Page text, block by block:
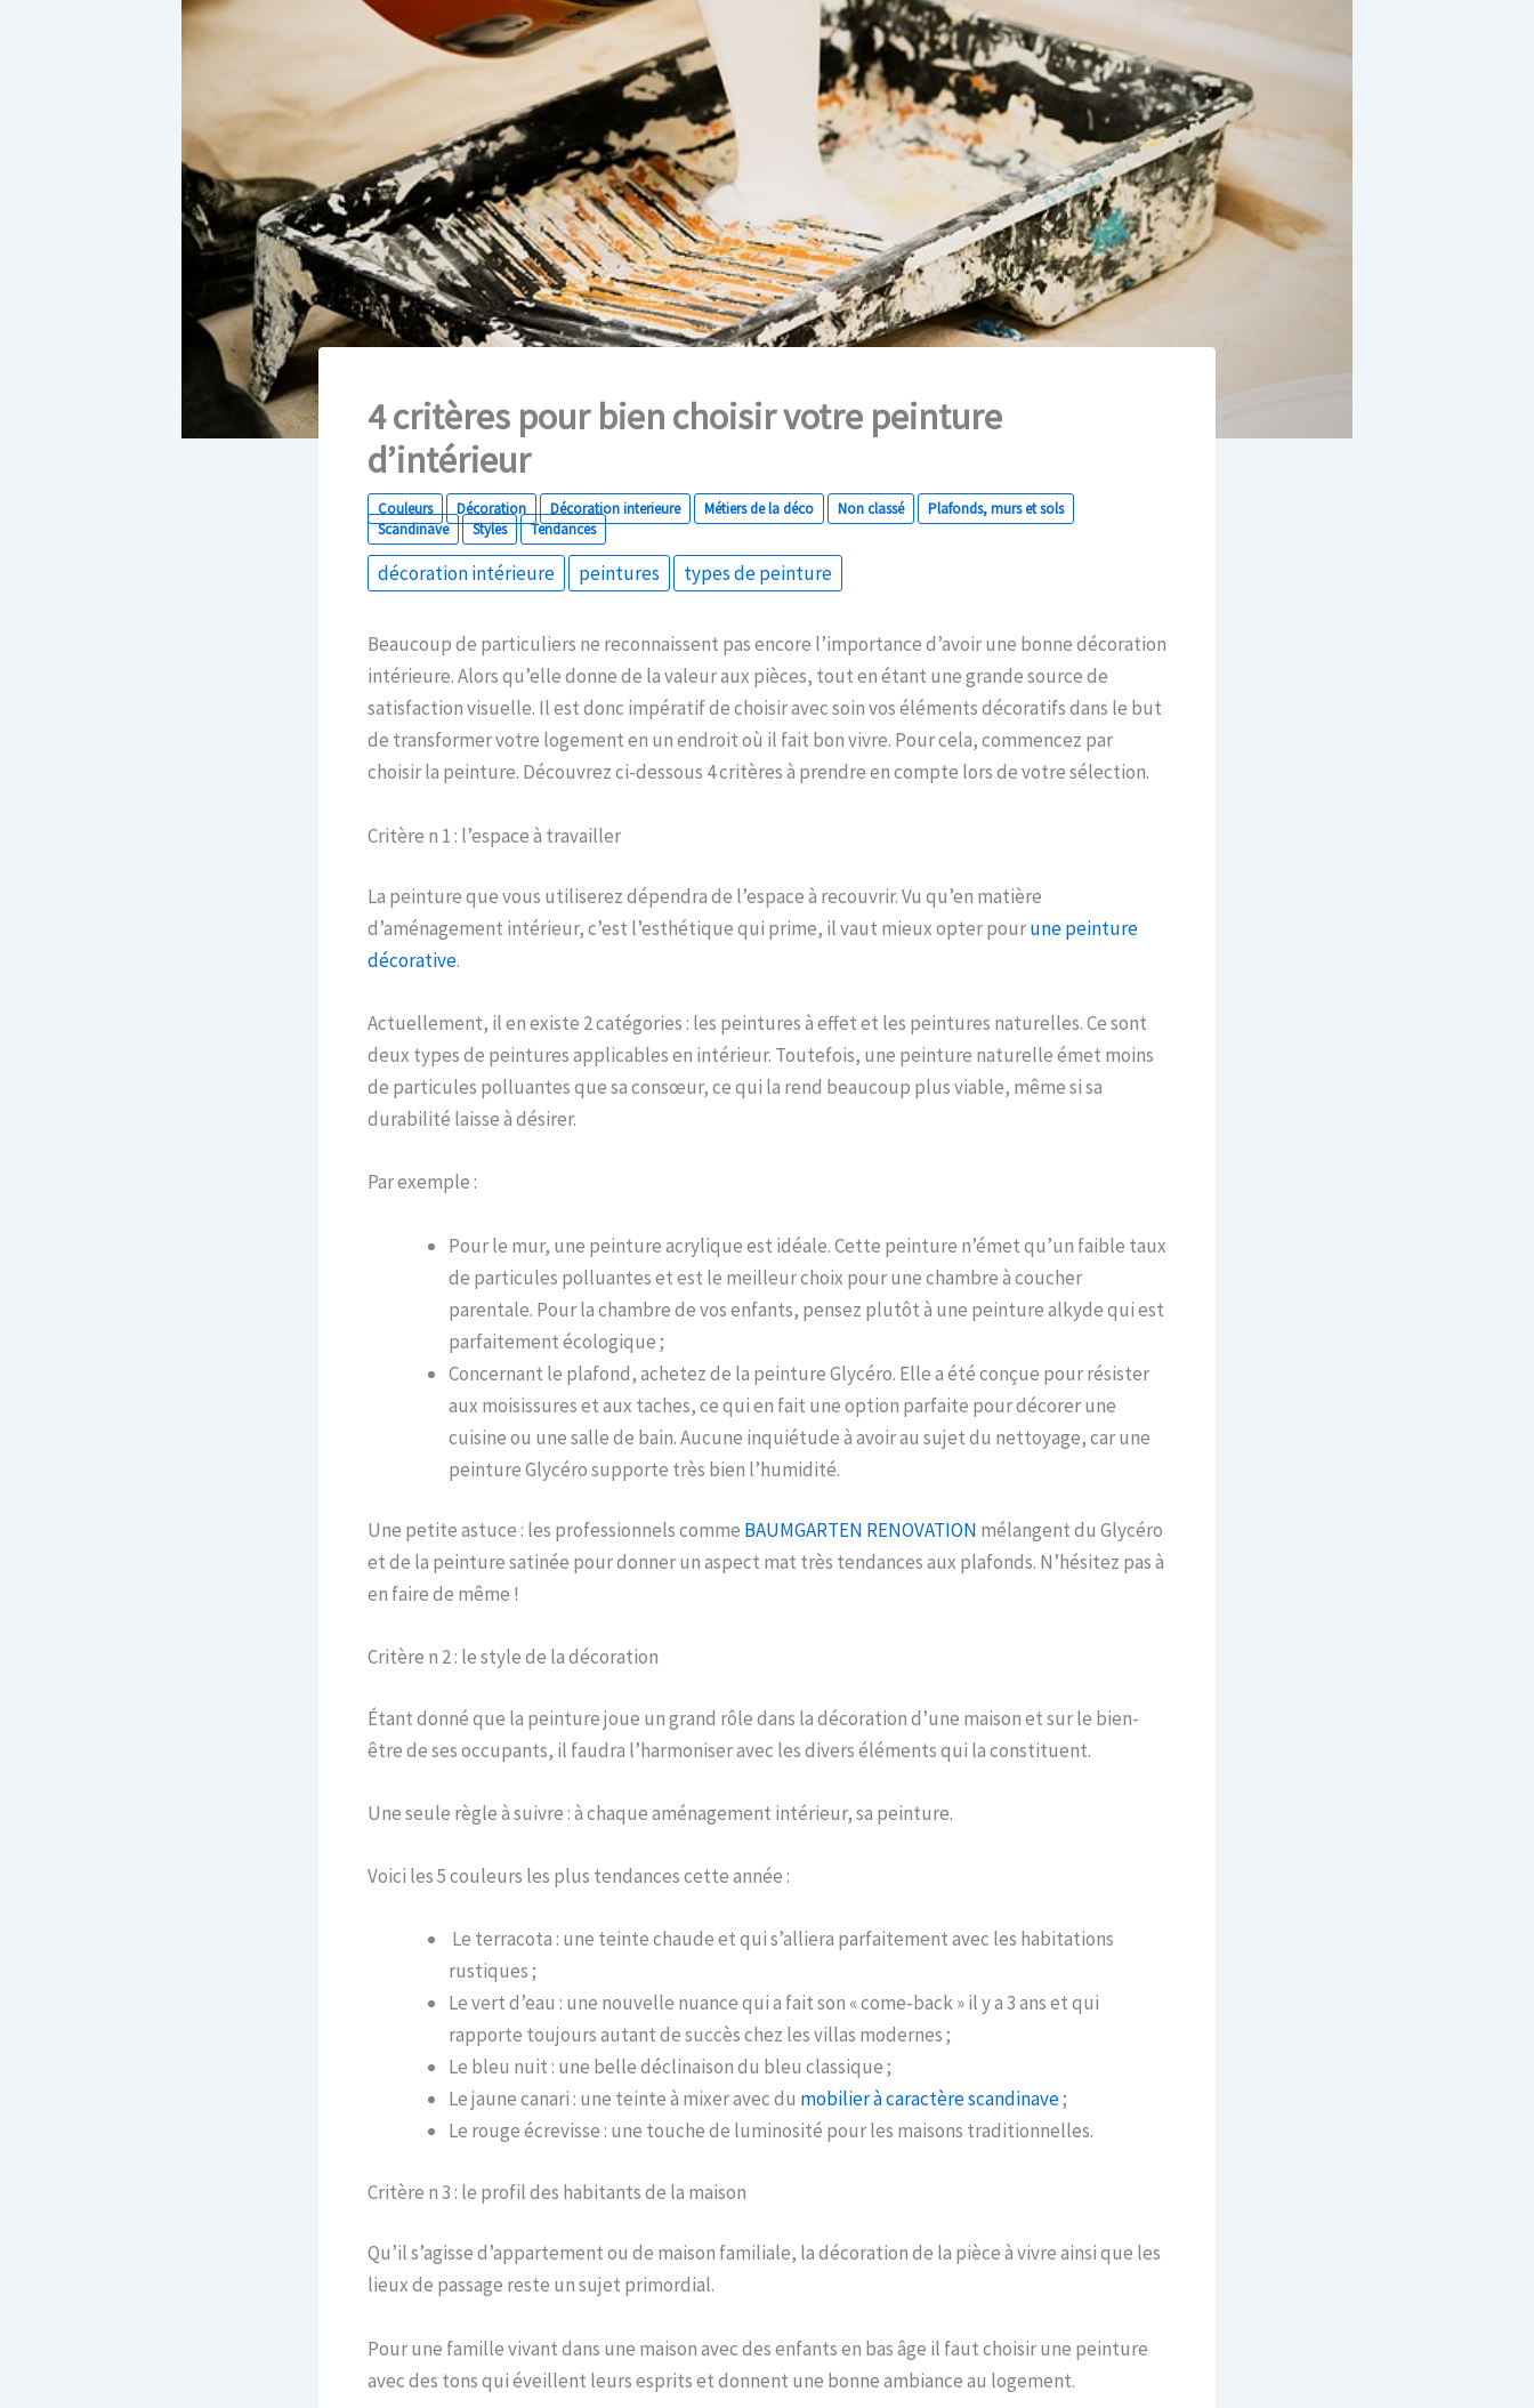
4 critères pour bien choisir votre peinture
d’intérieur
Couleurs Décoration Décoration interieure Métiers de la déco Non classé
Plafonds, murs et sols
Scandinave
Styles Tendances
décoration intérieure peintures types de peinture
Beaucoup de particuliers ne reconnaissent pas encore l’importance d’avoir une bonne décoration
intérieure. Alors qu’elle donne de la valeur aux pièces, tout en étant une grande source de
satisfaction visuelle. Il est donc impératif de choisir avec soin vos éléments décoratifs dans le but
de transformer votre logement en un endroit où il fait bon vivre. Pour cela, commencez par
choisir la peinture. Découvrez ci-dessous 4 critères à prendre en compte lors de votre sélection.
Critère n 1 : l’espace à travailler
La peinture que vous utiliserez dépendra de l’espace à recouvrir. Vu qu’en matière
d’aménagement intérieur, c’est l’esthétique qui prime, il vaut mieux opter pourune peinture
décorative.
Actuellement, il en existe 2 catégories : les peintures à effet et les peintures naturelles. Ce sont
deux types de peintures applicables en intérieur. Toutefois, une peinture naturelle émet moins
de particules polluantes que sa consœur, ce qui la rend beaucoup plus viable, même si sa
durabilité laisse à désirer.
Par exemple :
Pour le mur, une peinture acrylique est idéale. Cette peinture n’émet qu’un faible taux
de particules polluantes et est le meilleur choix pour une chambre à coucher
parentale. Pour la chambre de vos enfants, pensez plutôt à une peinture alkyde qui est
parfaitement écologique ;
Concernant le plafond, achetez de la peinture Glycéro. Elle a été conçue pour résister
aux moisissures et aux taches, ce qui en fait une option parfaite pour décorer une
cuisine ou une salle de bain. Aucune inquiétude à avoir au sujet du nettoyage, car une
peinture Glycéro supporte très bien l’humidité.
Une petite astuce : les professionnels comme BAUMGARTEN RENOVATION mélangent du Glycéro
et de la peinture satinée pour donner un aspect mat très tendances aux plafonds. N’hésitez pas à
en faire de même !
Critère n 2 : le style de la décoration
Étant donné que la peinture joue un grand rôle dans la décoration d’une maison et sur le bien-
être de ses occupants, il faudra l’harmoniser avec les divers éléments qui la constituent.
Une seule règle à suivre : à chaque aménagement intérieur, sa peinture.
Voici les 5 couleurs les plus tendances cette année :
Le terracota : une teinte chaude et qui s’alliera parfaitement avec les habitations
rustiques ;
Le vert d’eau : une nouvelle nuance qui a fait son « come-back » il y a 3 ans et qui
rapporte toujours autant de succès chez les villas modernes ;
Le bleu nuit : une belle déclinaison du bleu classique ;
Le jaune canari : une teinte à mixer avec du mobilier à caractère scandinave;
Le rouge écrevisse : une touche de luminosité pour les maisons traditionnelles.
Critère n 3 : le profil des habitants de la maison
Qu’il s’agisse d’appartement ou de maison familiale, la décoration de la pièce à vivre ainsi que les
lieux de passage reste un sujet primordial.
Pour une famille vivant dans une maison avec des enfants en bas âge il faut choisir une peinture
avec des tons qui éveillent leurs esprits et donnent une bonne ambiance au logement.